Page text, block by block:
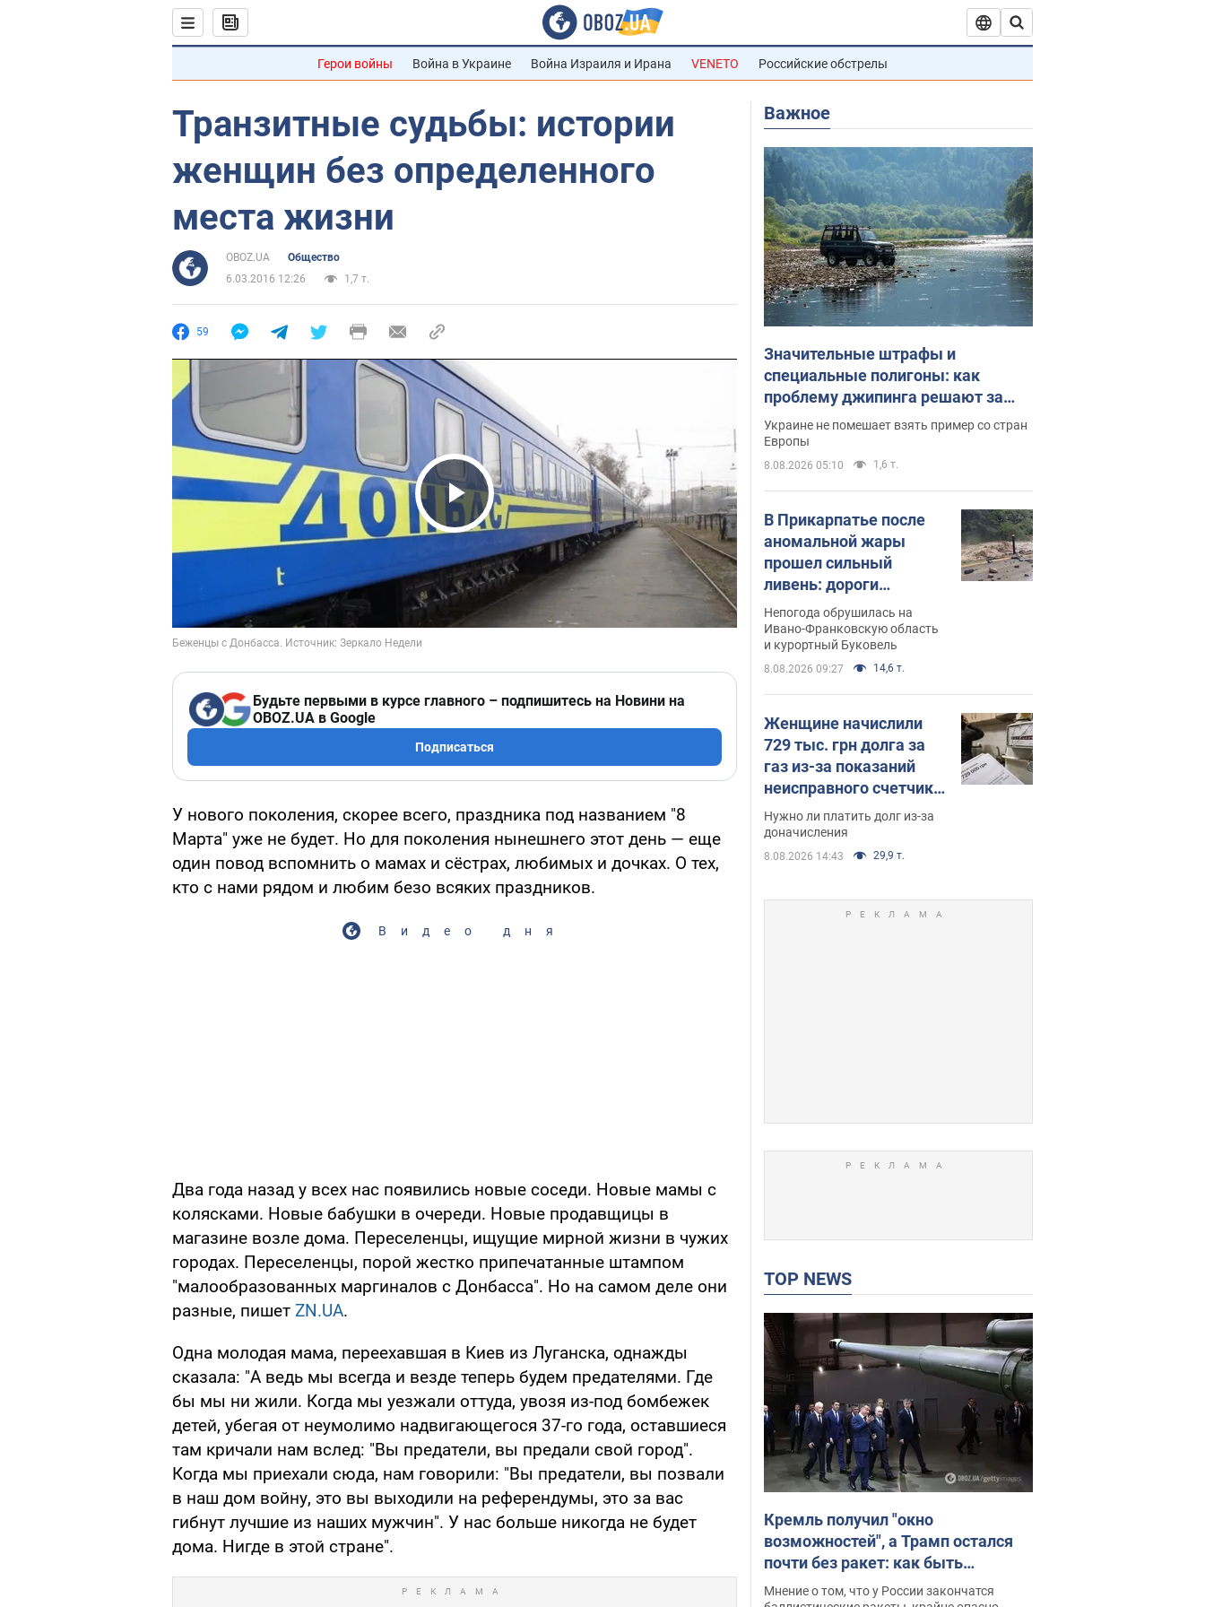
Герои войны Война в Украине Война Израиля и Ирана VENETO Российские обстрелы
Транзитные судьбы: истории
женщин без определенного
места жизни
OBOZ.UA
Общество
6.03.2016 12:26
1,7 т.
59
Play Video
Будьте первыми в курсе главного – подпишитесь на Новини на
OBOZ.UA в Google
Подписаться
У нового поколения, скорее всего, праздника под названием "8
Марта" уже не будет. Но для поколения нынешнего этот день — еще
один повод вспомнить о мамах и сёстрах, любимых и дочках. О тех,
кто с нами рядом и любим безо всяких праздников.
Видео дня
Два года назад у всех нас появились новые соседи. Новые мамы с
колясками. Новые бабушки в очереди. Новые продавщицы в
магазине возле дома. Переселенцы, ищущие мирной жизни в чужих
городах. Переселенцы, порой жестко припечатанные штампом
"малообразованных маргиналов с Донбасса". Но на самом деле они
разные, пишет ZN.UA.
Одна молодая мама, переехавшая в Киев из Луганска, однажды
сказала: "А ведь мы всегда и везде теперь будем предателями. Где
бы мы ни жили. Когда мы уезжали оттуда, увозя из-под бомбежек
детей, убегая от неумолимо надвигающегося 37-го года, оставшиеся
там кричали нам вслед: "Вы предатели, вы предали свой город".
Когда мы приехали сюда, нам говорили: "Вы предатели, вы позвали
в наш дом войну, это вы выходили на референдумы, это за вас
гибнут лучшие из наших мужчин". У нас больше никогда не будет
дома. Нигде в этой стране".
Важное
Значительные штрафы и
специальные полигоны: как
проблему джипинга решают за
границей
Украине не помешает взять пример со стран
Европы
8.08.2026 05:10 1,6 т.
В Прикарпатье после
аномальной жары
прошел сильный
ливень: дороги
превратились в реки.
Видео
Непогода обрушилась на
Ивано-Франковскую область
и курортный Буковель
8.08.2026 09:27 14,6 т.
Женщине начислили
729 тыс. грн долга за
газ из-за показаний
неисправного счетчика:
судья вынес
неожиданное решение
Нужно ли платить долг из-за
доначисления
8.08.2026 14:43 29,9 т.
TOP NEWS
Кремль получил "окно
возможностей", а Трамп остался
почти без ракет: как быть
Украине? Интервью с Мельником
Мнение о том, что у России закончатся